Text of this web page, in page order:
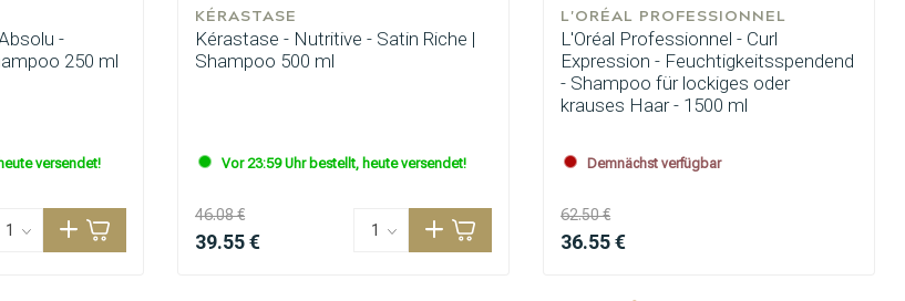
-
250 ml
versendet!
KÉRASTASE
Kérastase - Nutritive - Satin Riche |
Shampoo 500 ml
Vor 23:59 Uhr bestellt, heute versendet!
46.08 €
39.55 €
L'ORÉAL PROFESSIONNEL
L'Oréal Professionnel - Curl
Expression - Feuchtigkeitsspendend
- Shampoo für lockiges oder
krauses Haar - 1500 ml
Demnächst verfügbar
62.50 €
36.55 €